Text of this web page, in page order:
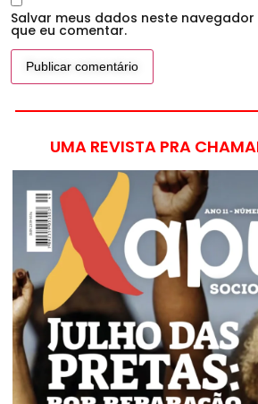
Salvar meus dados neste
que eu comentar.
UMA REVISTA PRA